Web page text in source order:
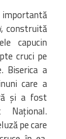
importantă
, construită
capucin
cruci pe
Biserica a
care a
și a fost
Național.
pe care